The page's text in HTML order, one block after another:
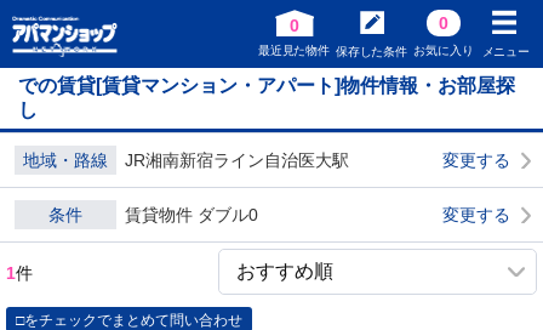
0
最近見た物件 保存した条件
0
お気に入り メニュー
での賃貸[賃貸マンション・アパート]物件情報・お部屋探
し
地域・路線 JR湘南新宿ライン自治医大駅 変更する
条件 賃貸物件 ダブル0 変更する
1件
□をチェックでまとめて問い合わせ